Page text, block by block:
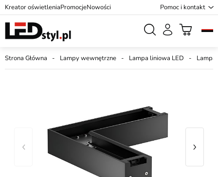
Kreator oświetleniaPromocjeNowości Pomoc i kontakt
Strona Główna Lampy wewnętrzne Lampa liniowa LED